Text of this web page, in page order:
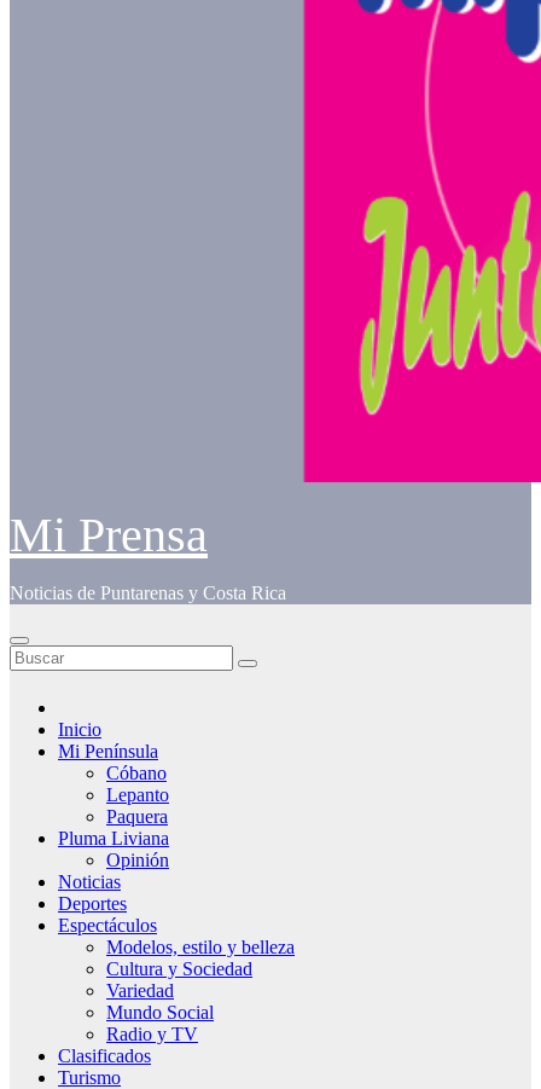
Mi Prensa
Noticias de Puntarenas y Costa Rica
Inicio
Mi Península
Cóbano
Lepanto
Paquera
Pluma Liviana
Opinión
Noticias
Deportes
Espectáculos
Modelos, estilo y belleza
Cultura y Sociedad
Variedad
Mundo Social
Radio y TV
Clasificados
Turismo